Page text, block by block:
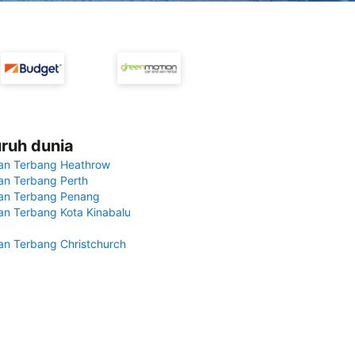
dunia
Terbang Heathrow
Terbang Perth
Terbang Penang
Terbang Kota Kinabalu
Terbang Christchurch